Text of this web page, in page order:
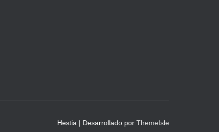
Hestia | Desarrollado por ThemeIsle